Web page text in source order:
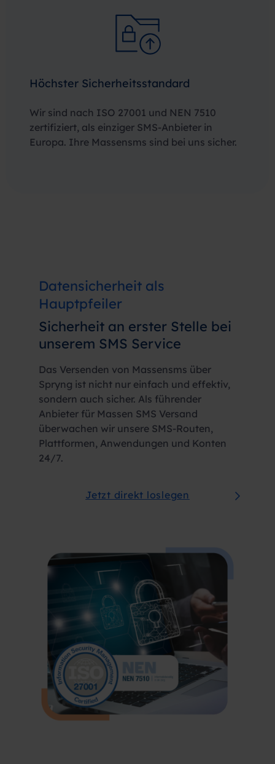
Höchster Sicherheitsstandard
Wir sind nach ISO 27001 und NEN 7510
zertifiziert, als einziger SMS-Anbieter in
Europa. Ihre Massensms sind bei uns sicher.
Datensicherheit als
Hauptpfeiler
Sicherheit an erster Stelle bei
unserem SMS Service
Das Versenden von Massensms über
Spryng ist nicht nur einfach und effektiv,
sondern auch sicher. Als führender
Anbieter für Massen SMS Versand
überwachen wir unsere SMS-Routen,
Plattformen, Anwendungen und Konten
24/7.
Jetzt direkt loslegen